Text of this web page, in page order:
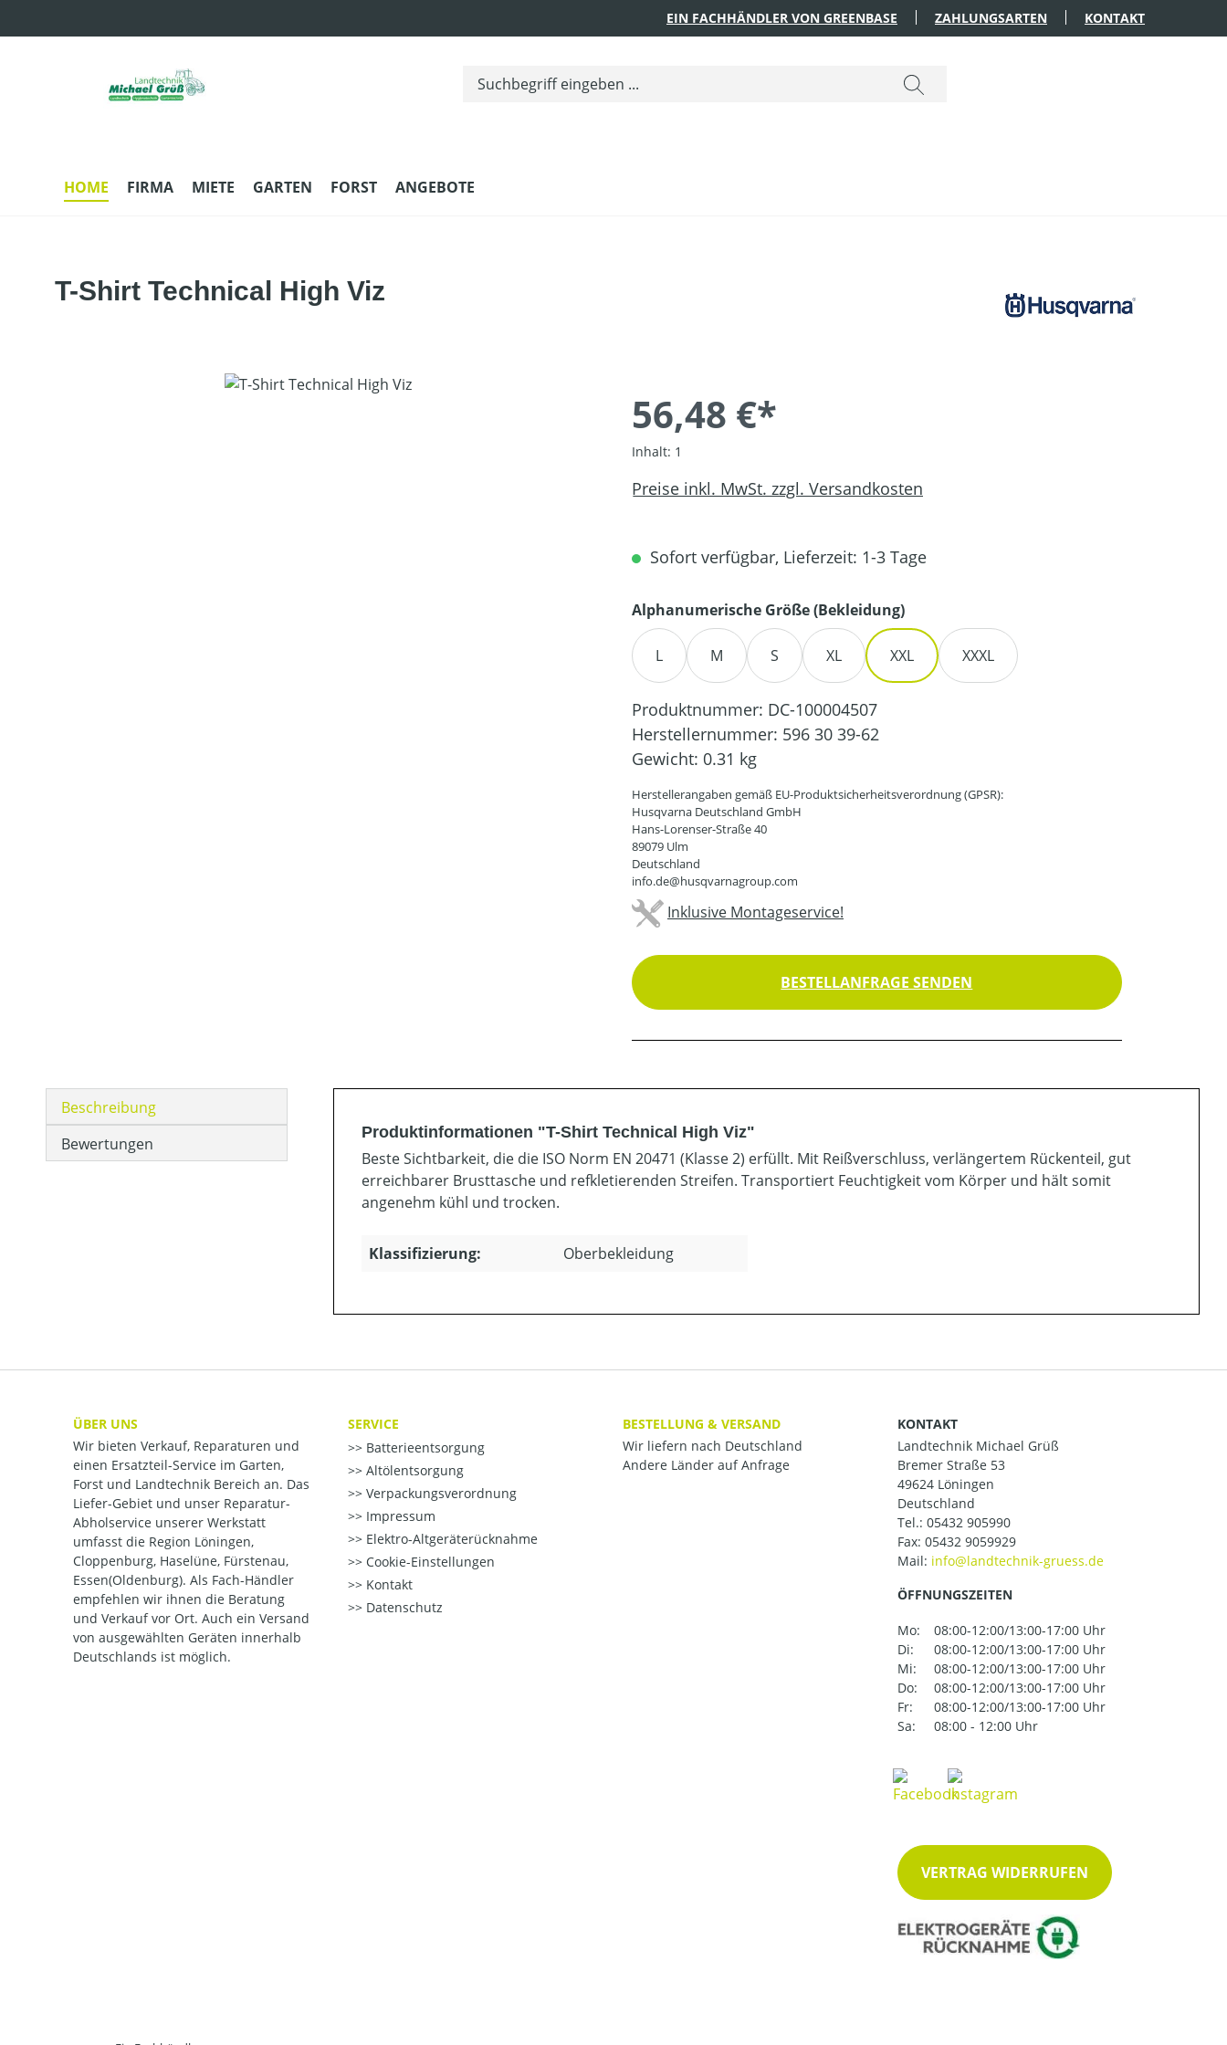
EIN FACHHÄNDLER VON GREENBASE ZAHLUNGSARTEN KONTAKT
HOME FIRMA MIETE GARTEN FORST ANGEBOTE
T-Shirt Technical High Viz
56,48 €*
Inhalt: 1
Preise inkl. MwSt. zzgl. Versandkosten
Sofort verfügbar, Lieferzeit: 1-3 Tage
Alphanumerische Größe (Bekleidung)auswählen
L M S XL XXL XXXL
Produktnummer: DC-100004507
Herstellernummer: 596 30 39-62
Gewicht: 0.31 kg
Herstellerangaben gemäß EU-Produktsicherheitsverordnung (GPSR):
Husqvarna Deutschland GmbH
Hans-Lorenser-Straße 40
89079 Ulm
Deutschland
info.de@husqvarnagroup.com
Inklusive Montageservice!
BESTELLANFRAGE SENDEN
Beschreibung
Bewertungen
Produktinformationen "T-Shirt Technical High Viz"
Beste Sichtbarkeit, die die ISO Norm EN 20471 (Klasse 2) erfüllt. Mit Reißverschluss, verlängertem Rückenteil, gut
erreichbarer Brusttasche und refkletierenden Streifen. Transportiert Feuchtigkeit vom Körper und hält somit
angenehm kühl und trocken.
Klassifizierung: Oberbekleidung
ÜBER UNS
Wir bieten Verkauf, Reparaturen und
einen Ersatzteil-Service im Garten,
Forst und Landtechnik Bereich an. Das
Liefer-Gebiet und unser Reparatur-
Abholservice unserer Werkstatt
umfasst die Region Löningen,
Cloppenburg, Haselüne, Fürstenau,
Essen(Oldenburg). Als Fach-Händler
empfehlen wir ihnen die Beratung
und Verkauf vor Ort. Auch ein Versand
von ausgewählten Geräten innerhalb
Deutschlands ist möglich.
SERVICE
Batterieentsorgung
Altölentsorgung
Verpackungsverordnung
Impressum
Elektro-Altgeräterücknahme
Cookie-Einstellungen
Kontakt
Datenschutz
BESTELLUNG & VERSAND
Wir liefern nach Deutschland
Andere Länder auf Anfrage
KONTAKT
Landtechnik Michael Grüß
Bremer Straße 53
49624 Löningen
Deutschland
Tel.: 05432 905990
Fax: 05432 9059929
Mail:
ÖFFNUNGSZEITEN
Mo:
08:00-12:00/13:00-17:00 Uhr
Di:
08:00-12:00/13:00-17:00 Uhr
Mi:
08:00-12:00/13:00-17:00 Uhr
Do:
08:00-12:00/13:00-17:00 Uhr
Fr:
08:00-12:00/13:00-17:00 Uhr
Sa:
08:00 - 12:00 Uhr
VERTRAG WIDERRUFEN